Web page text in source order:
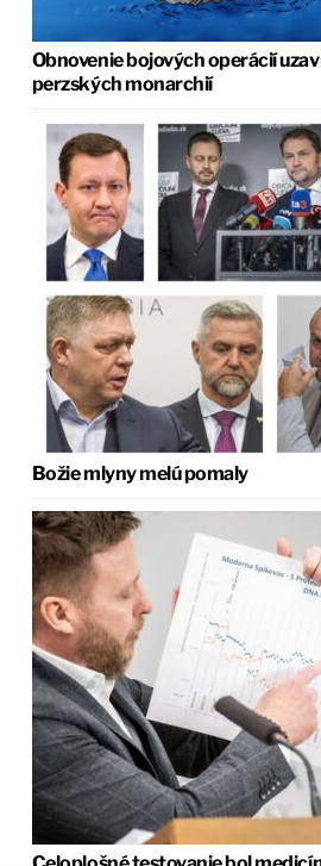
Obnovenie bojových operácií
perzských monarchií
Božie mlyny melú pomaly